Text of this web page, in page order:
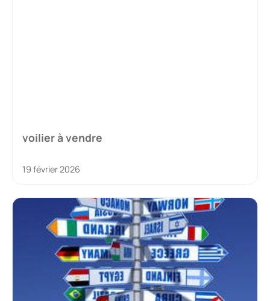
voilier à vendre
19 février 2026